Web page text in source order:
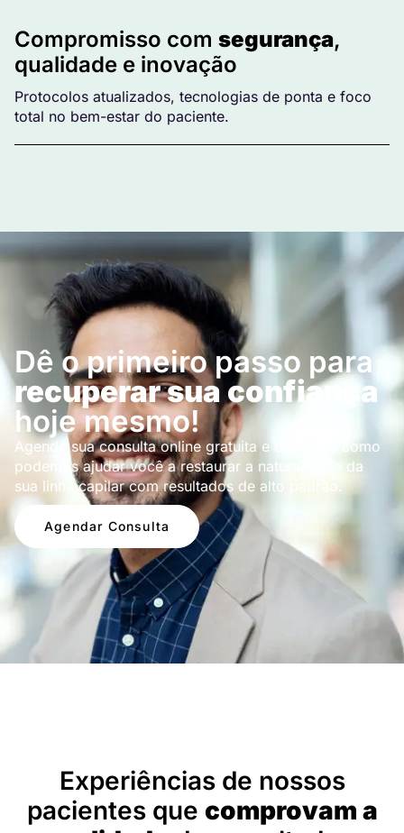
Compromisso com segurança,
qualidade e inovação
Protocolos atualizados, tecnologias de ponta e foco
total no bem-estar do paciente.
Dê o primeiro passo para
recuperar sua confiança
hoje mesmo!
Agende sua consulta online gratuita e descubra como
podemos ajudar você a restaurar a naturalidade da
sua linha capilar com resultados de alto padrão.
Agendar Consulta
Experiências de nossos
pacientes que comprovam a